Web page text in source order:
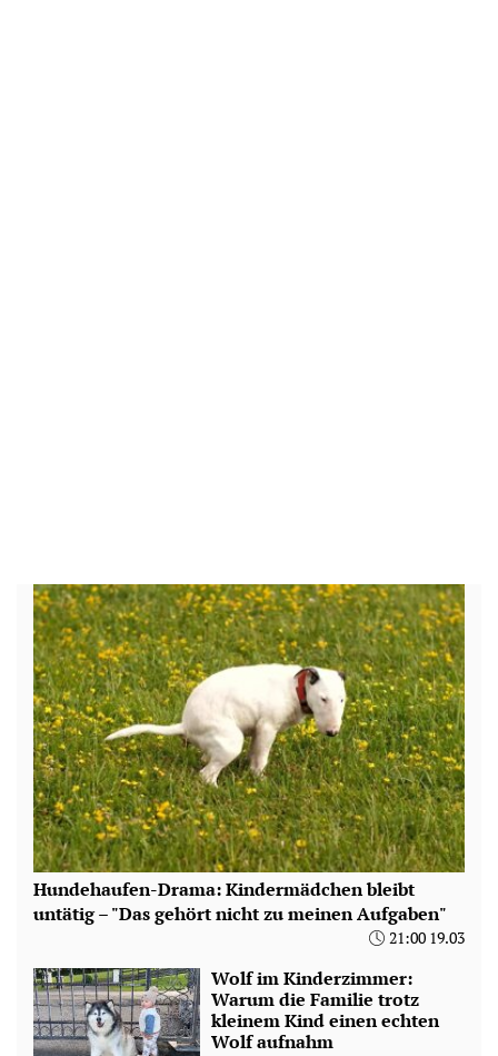
Hundehaufen-Drama: Kindermädchen bleibt
untätig – "Das gehört nicht zu meinen Aufgaben"
21:00 19.03
Wolf im Kinderzimmer:
Warum die Familie trotz
kleinem Kind einen echten
Wolf aufnahm